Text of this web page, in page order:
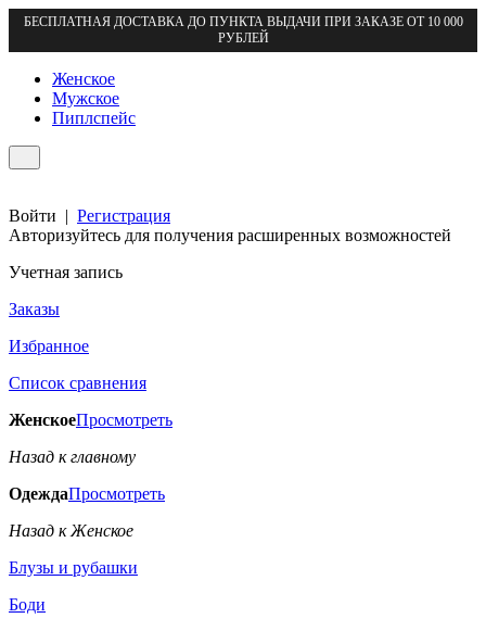
БЕСПЛАТНАЯ ДОСТАВКА ДО ПУНКТА ВЫДАЧИ ПРИ ЗАКАЗЕ ОТ 10 000
РУБЛЕЙ
Женское
Мужское
Пиплспейс
Войти | Регистрация
Авторизуйтесь для получения расширенных возможностей
Учетная запись
Заказы
Избранное
Список сравнения
ЖенскоеПросмотреть
Назад к главному
ОдеждаПросмотреть
Назад к Женское
Блузы и рубашки
Боди